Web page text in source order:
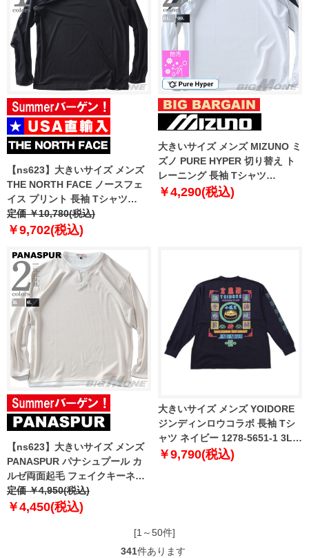
【ns623】大きいサイズ メンズ
THE NORTH FACE ノースフェ
イス プリント 長袖 Tシャツ
SIMPLE DOME TEE USA直輸入
nf0a87qn-jk3
定価 ￥10,780(税込)
￥9,702(税込)
大きいサイズ メンズ MIZUNO ミ
ズノ PURE HYPER 切り替え ト
レーニング 長袖 Tシャツ
k2jacb40
￥4,290(税込)
【ns623】大きいサイズ メンズ
PANASPUR パナシュプール カ
ルゼ両面起毛 フェイクキーネッ
ク ロング Tシャツ 5401-604z
定価 ￥4,950(税込)
￥4,450(税込)
大きいサイズ メンズ YOIDORE
ジンディンロウコラボ 長袖 Tシ
ャツ ネイビー 1278-5651-1 3L
4L 5L 6L
￥9,790(税込)
[1～50件]
341件あります